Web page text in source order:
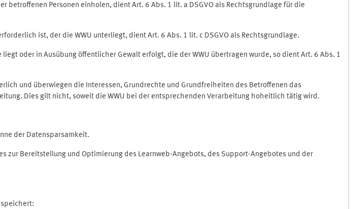
Personen einholen, dient Art. 6 Abs. 1 lit. a DSGVO als Rechtsgrundlage für die
ist, der die WWU unterliegt, dient Art. 6 Abs. 1 lit. c DSGVO als Rechtsgrundlage.
oder in Ausübung öffentlicher Gewalt erfolgt, die der WWU übertragen wurde, so dient Art. 6 Abs. 1
und überwiegen die Interessen, Grundrechte und Grundfreiheiten des Betroffenen das
Dies gilt nicht, soweit die WWU bei der entsprechenden Verarbeitung hoheitlich tätig wird.
der Datensparsamkeit.
zur Bereitstellung und Optimierung des Learnweb-Angebots, des Support-Angebotes und der